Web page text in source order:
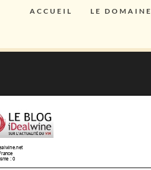
ACCUEIL LE DOMAINE